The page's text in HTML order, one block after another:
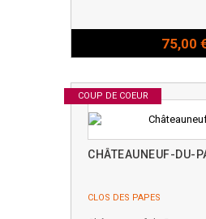
75,00
COUP DE COEUR
CHÂTEAUNEUF-DU-
CLOS DES PAPES